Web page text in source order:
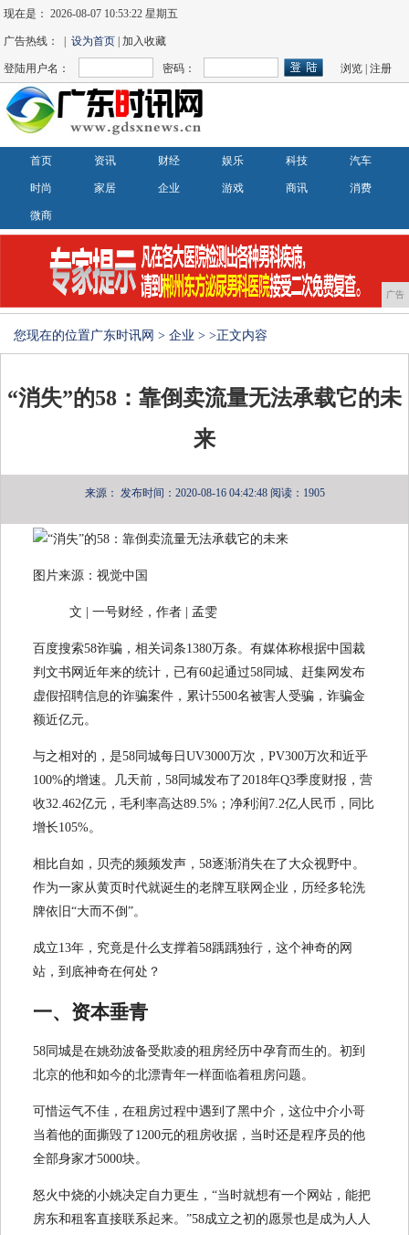
现在是：2026-08-07 10:53:23 星期五
广告热线： |设为首页 | 加入收藏
登陆用户名： 密码： 浏览 |注册
首页 资讯 财经 娱乐 科技 汽车
时尚 家居 企业 游戏 商讯 消费
微商
广告
您现在的位置广东时讯网 > 企业 > >正文内容
“消失”的58：靠倒卖流量无法承载它的未
来
来源： 发布时间：2020-08-16 04:42:48 阅读：1905
图片来源：视觉中国
文 | 一号财经，作者 | 孟雯
百度搜索58诈骗，相关词条1380万条。有媒体称根据中国裁
判文书网近年来的统计，已有60起通过58同城、赶集网发布
虚假招聘信息的诈骗案件，累计5500名被害人受骗，诈骗金
额近亿元。
与之相对的，是58同城每日UV3000万次，PV300万次和近乎
100%的增速。几天前，58同城发布了2018年Q3季度财报，营
收32.462亿元，毛利率高达89.5%；净利润7.2亿人民币，同比
增长105%。
相比自如，贝壳的频频发声，58逐渐消失在了大众视野中。
作为一家从黄页时代就诞生的老牌互联网企业，历经多轮洗
牌依旧“大而不倒”。
成立13年，究竟是什么支撑着58踽踽独行，这个神奇的网
站，到底神奇在何处？
一、 资本垂青
58同城是在姚劲波备受欺凌的租房经历中孕育而生的。初到
北京的他和如今的北漂青年一样面临着租房问题。
可惜运气不佳，在租房过程中遇到了黑中介，这位中介小哥
当着他的面撕毁了1200元的租房收据，当时还是程序员的他
全部身家才5000块。
怒火中烧的小姚决定自力更生，“当时就想有一个网站，能把
房东和租客直接联系起来。”58成立之初的愿景也是成为人人